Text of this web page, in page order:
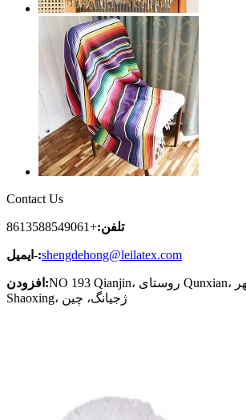
Contact Us
تلفن:+8613588549061
ایمیل-:shengdehong@leilatex.com
افزودن:NO 193 Qianjin، روستای Qunxian، شهر Qixian، Keqiao،
Shaoxing، ژجیانگ، چین